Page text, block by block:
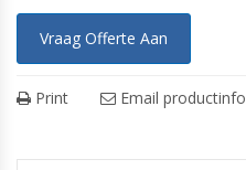
Vraag Offerte Aan
Print Email productinfo